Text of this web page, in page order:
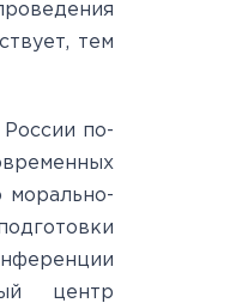
тем
по-
морально-
центр